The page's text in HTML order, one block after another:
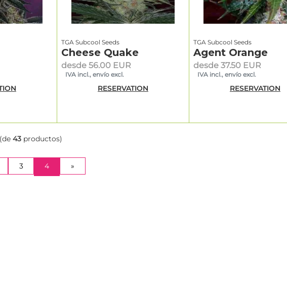
TGA Subcool Seeds
Cheese Quake
desde 56.00 EUR
IVA incl., envío excl.
RESERVATION
TGA Subcool Seeds
Agent Orange
desde 37.50 EUR
IVA incl., envío excl.
RESERVATION
43 productos)
3 4(CURRENT)
»